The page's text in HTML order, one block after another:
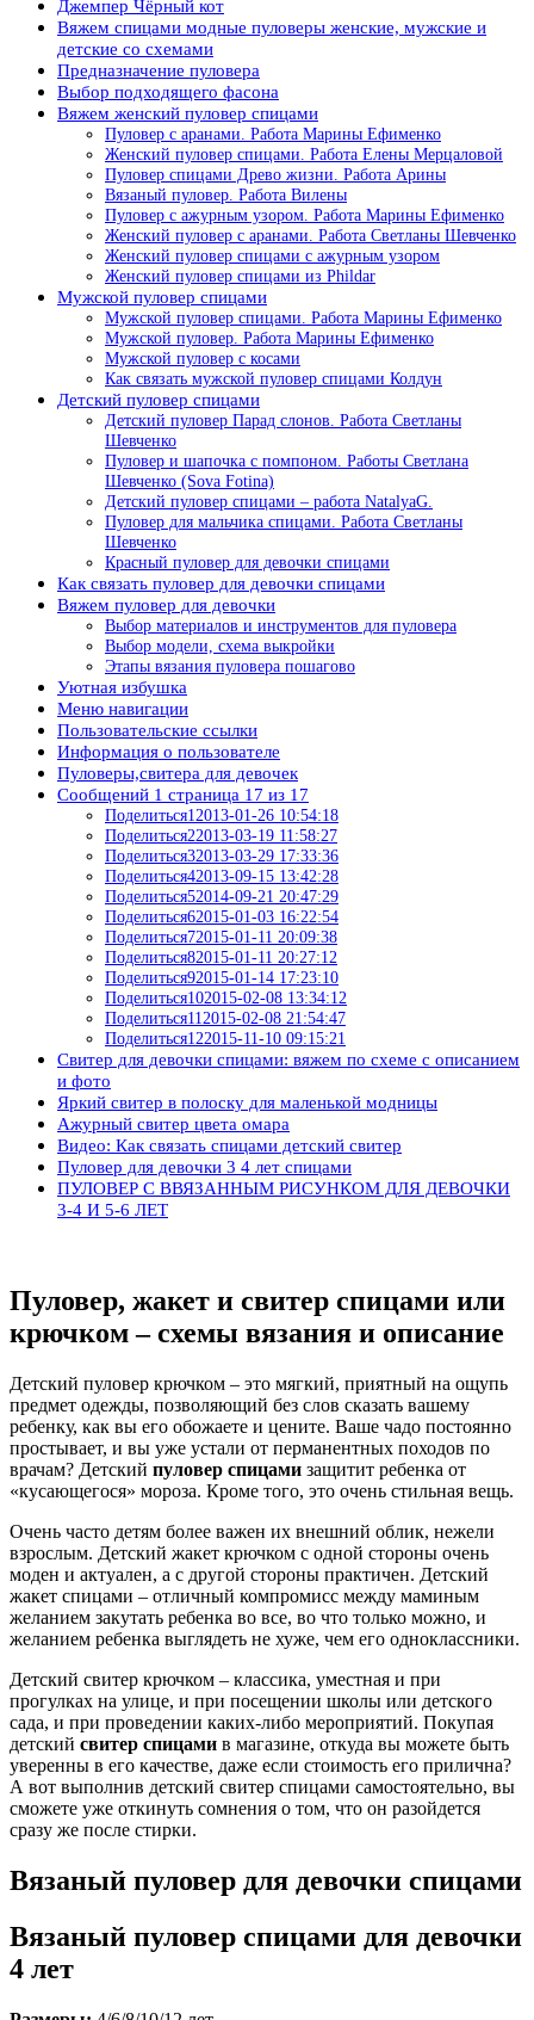
Джемпер Чёрный кот
Вяжем спицами модные пуловеры женские, мужские и
детские со схемами
Предназначение пуловера
Выбор подходящего фасона
Вяжем женский пуловер спицами
Пуловер с аранами. Работа Марины Ефименко
Женский пуловер спицами. Работа Елены Мерцаловой
Пуловер спицами Древо жизни. Работа Арины
Вязаный пуловер. Работа Вилены
Пуловер с ажурным узором. Работа Марины Ефименко
Женский пуловер с аранами. Работа Светланы Шевченко
Женский пуловер спицами с ажурным узором
Женский пуловер спицами из Phildar
Мужской пуловер спицами
Мужской пуловер спицами. Работа Марины Ефименко
Мужской пуловер. Работа Марины Ефименко
Мужской пуловер с косами
Как связать мужской пуловер спицами Колдун
Детский пуловер спицами
Детский пуловер Парад слонов. Работа Светланы
Шевченко
Пуловер и шапочка с помпоном. Работы Светлана
Шевченко (Sova Fotina)
Детский пуловер спицами – работа NatalyaG.
Пуловер для мальчика спицами. Работа Светланы
Шевченко
Красный пуловер для девочки спицами
Как связать пуловер для девочки спицами
Вяжем пуловер для девочки
Выбор материалов и инструментов для пуловера
Выбор модели, схема выкройки
Этапы вязания пуловера пошагово
Уютная избушка
Меню навигации
Пользовательские ссылки
Информация о пользователе
Пуловеры,свитера для девочек
Сообщений 1 страница 17 из 17
Поделиться12013-01-26 10:54:18
Поделиться22013-03-19 11:58:27
Поделиться32013-03-29 17:33:36
Поделиться42013-09-15 13:42:28
Поделиться52014-09-21 20:47:29
Поделиться62015-01-03 16:22:54
Поделиться72015-01-11 20:09:38
Поделиться82015-01-11 20:27:12
Поделиться92015-01-14 17:23:10
Поделиться102015-02-08 13:34:12
Поделиться112015-02-08 21:54:47
Поделиться122015-11-10 09:15:21
Свитер для девочки спицами: вяжем по схеме с описанием
и фото
Яркий свитер в полоску для маленькой модницы
Ажурный свитер цвета омара
Видео: Как связать спицами детский свитер
Пуловер для девочки 3 4 лет спицами
ПУЛОВЕР С ВВЯЗАННЫМ РИСУНКОМ ДЛЯ ДЕВОЧКИ
3-4 И 5-6 ЛЕТ
Пуловер, жакет и свитер спицами или
крючком – схемы вязания и описание
Детский пуловер крючком – это мягкий, приятный на ощупь
предмет одежды, позволяющий без слов сказать вашему
ребенку, как вы его обожаете и цените. Ваше чадо постоянно
простывает, и вы уже устали от перманентных походов по
врачам? Детский пуловер спицами защитит ребенка от
«кусающегося» мороза. Кроме того, это очень стильная вещь.
Очень часто детям более важен их внешний облик, нежели
взрослым. Детский жакет крючком с одной стороны очень
моден и актуален, а с другой стороны практичен. Детский
жакет спицами – отличный компромисс между маминым
желанием закутать ребенка во все, во что только можно, и
желанием ребенка выглядеть не хуже, чем его одноклассники.
Детский свитер крючком – классика, уместная и при
прогулках на улице, и при посещении школы или детского
сада, и при проведении каких-либо мероприятий. Покупая
детский свитер спицами в магазине, откуда вы можете быть
уверенны в его качестве, даже если стоимость его прилична?
А вот выполнив детский свитер спицами самостоятельно, вы
сможете уже откинуть сомнения о том, что он разойдется
сразу же после стирки.
Вязаный пуловер для девочки спицами
Вязаный пуловер спицами для девочки
4 лет